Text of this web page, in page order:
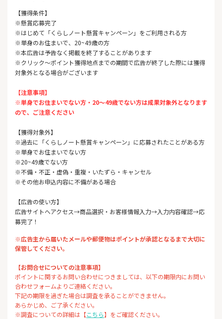
【獲得条件】
※懸賞応募完了
※はじめて「くらしノート懸賞キャンペーン」をご利用される方
※単身のお住まいで、20~49歳の方
※本広告は予告なく掲載を終了することがあります
※クリック～ポイント獲得地点までの期間で広告が終了した際には獲得
対象外となる場合がございます
【注意事項】
※単身でお住まいでない方・20～49歳でない方は成果対象外となります
ので、ご注意ください
【獲得対象外】
※過去に「くらしノート懸賞キャンペーン」に応募されたことがある方
※単身でお住まいでない方
※20~49歳でない方
※不備・不正・虚偽・重複・いたずら・キャンセル
※その他お申込内容に不備がある場合
【広告の使い方】
広告サイトへアクセス→商品選択・お客様情報入力→入力内容確認→応
募完了！
※広告主から届いたメールや郵便物はポイントが承認となるまで大切に
保管してください。
【お問合せについての注意事項】
ポイントに関するお問い合わせにつきましては、以下の期限内にお問い
合わせフォームよりご連絡ください。
下記の期限を過ぎた場合は調査を承ることができません。
あらかじめ、ご了承ください。
※調査についての詳細は【こちら】をご確認ください。